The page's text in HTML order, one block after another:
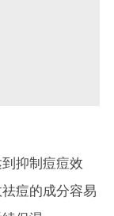
抑制痘痘效
痘的成分容易